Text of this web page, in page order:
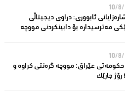
10/
ئابووری: دراوی دیجیتاڵی
مه‌ترسیداره‌ بۆ دابینكردنی مووچه‌
10/
حکومەتی عێراق: مووچە گرەنتی کراوە و